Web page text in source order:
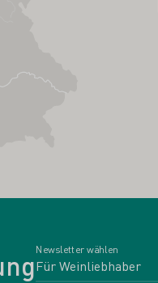
Newsletter wählen